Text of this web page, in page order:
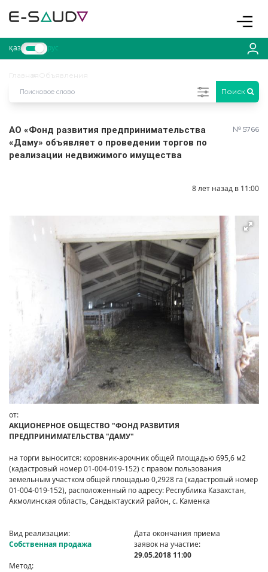
қаз рус
Главная
Объявления
Поиск
АО «Фонд развития предпринимательства
«Даму» объявляет о проведении торгов по
реализации недвижимого имущества
№ 5766
8 лет назад в 11:00
от:
АКЦИОНЕРНОЕ ОБЩЕСТВО "ФОНД РАЗВИТИЯ
ПРЕДПРИНИМАТЕЛЬСТВА "ДАМУ"
на торги выносится: коровник-арочник общей площадью 695,6 м2
(кадастровый номер 01-004-019-152) с правом пользования
земельным участком общей площадью 0,2928 га (кадастровый номер
01-004-019-152), расположенный по адресу: Республика Казахстан,
Акмолинская область, Сандыктауский район, с. Каменка
Вид реализации:
Собственная продажа
Метод:
Дата окончания приема
заявок на участие:
29.05.2018 11:00